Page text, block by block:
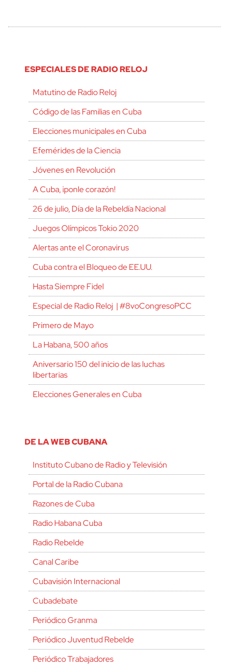
ESPECIALES DE RADIO RELOJ
Matutino de Radio Reloj
Código de las Familias en Cuba
Elecciones municipales en Cuba
Efemérides de la Ciencia
Jóvenes en Revolución
A Cuba, ¡ponle corazón!
26 de julio, Día de la Rebeldía Nacional
Juegos Olímpicos Tokio 2020
Alertas ante el Coronavirus
Cuba contra el Bloqueo de EE.UU.
Hasta Siempre Fidel
Especial de Radio Reloj | #8voCongresoPCC
Primero de Mayo
La Habana, 500 años
Aniversario 150 del inicio de las luchas
libertarias
Elecciones Generales en Cuba
DE LA WEB CUBANA
Instituto Cubano de Radio y Televisión
Portal de la Radio Cubana
Razones de Cuba
Radio Habana Cuba
Radio Rebelde
Canal Caribe
Cubavisión Internacional
Cubadebate
Periódico Granma
Periódico Juventud Rebelde
Periódico Trabajadores